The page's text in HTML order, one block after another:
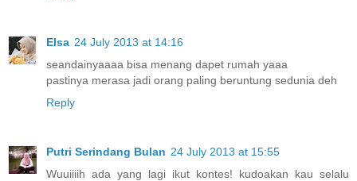
Elsa 24 July 2013 at 14:16
seandainyaaaa bisa menang dapet rumah yaaa
pastinya merasa jadi orang paling beruntung sedunia deh
Reply
Putri Serindang Bulan 24 July 2013 at 15:55
Wuuiiiih ada yang lagi ikut kontes! kudoakan kau selalu